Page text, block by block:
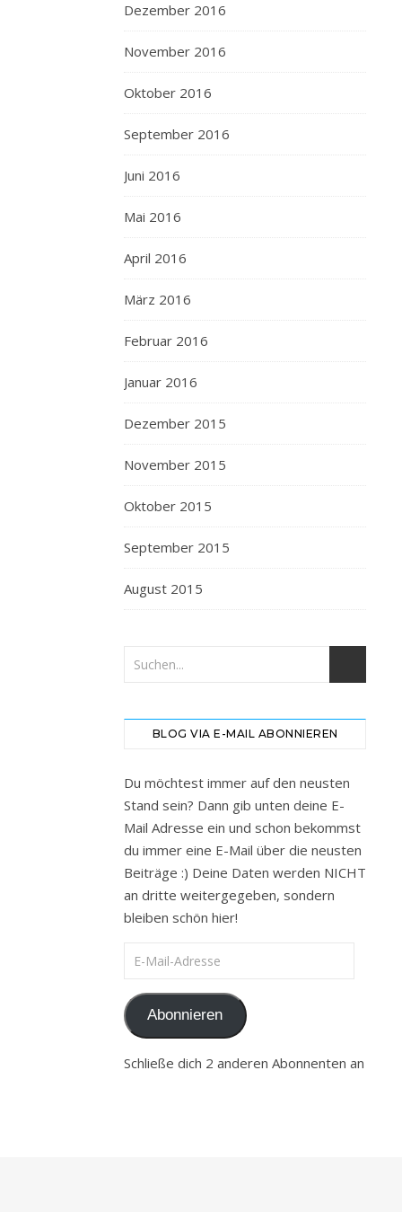
Dezember 2016
November 2016
Oktober 2016
September 2016
Juni 2016
Mai 2016
April 2016
März 2016
Februar 2016
Januar 2016
Dezember 2015
November 2015
Oktober 2015
September 2015
August 2015
BLOG VIA E-MAIL ABONNIEREN
Du möchtest immer auf den neusten
Stand sein? Dann gib unten deine E-
Mail Adresse ein und schon bekommst
du immer eine E-Mail über die neusten
Beiträge :) Deine Daten werden NICHT
an dritte weitergegeben, sondern
bleiben schön hier!
E-Mail-Adresse
Abonnieren
Schließe dich 2 anderen Abonnenten an